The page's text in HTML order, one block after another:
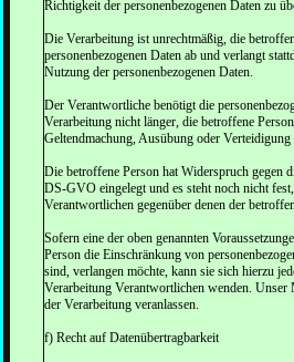
Richtigkeit der personenbezogenen Daten zu
Die Verarbeitung ist unrechtmäßig, die
personenbezogenen Daten ab und verlangt
Nutzung der personenbezogenen Daten.
Der Verantwortliche benötigt die
Verarbeitung nicht länger, die betroffene
Geltendmachung, Ausübung oder Verteidigung
Die betroffene Person hat Widerspruch gegen
DS-GVO eingelegt und es steht noch nicht
Verantwortlichen gegenüber denen der
Sofern eine der oben genannten
Person die Einschränkung von
sind, verlangen möchte, kann sie sich hierzu
Verarbeitung Verantwortlichen wenden.
der Verarbeitung veranlassen.
f) Recht auf Datenübertragbarkeit